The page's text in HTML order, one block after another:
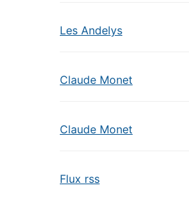
Les Andelys
Claude Monet
Claude Monet
Flux rss